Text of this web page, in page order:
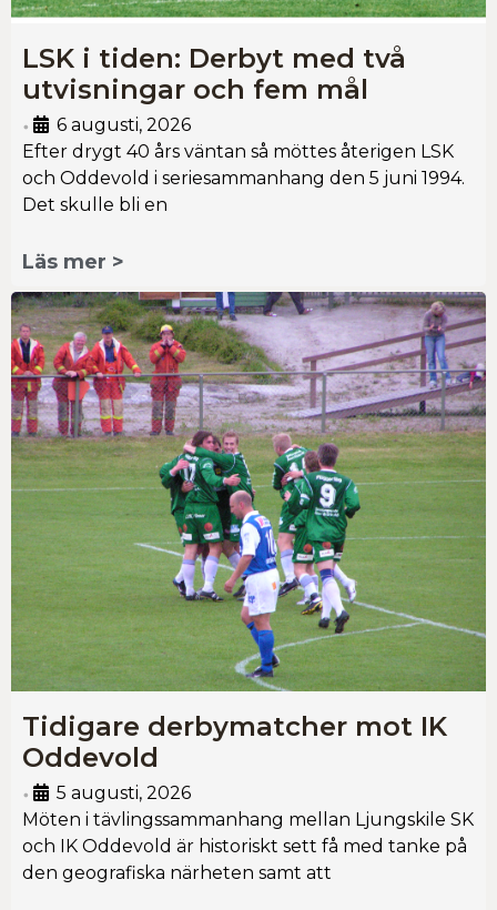
LSK i tiden: Derbyt med två
utvisningar och fem mål
•
6 augusti, 2026
Efter drygt 40 års väntan så möttes återigen LSK
och Oddevold i seriesammanhang den 5 juni 1994.
Det skulle bli en
Läs mer >
Tidigare derbymatcher mot IK
Oddevold
•
5 augusti, 2026
Möten i tävlingssammanhang mellan Ljungskile SK
och IK Oddevold är historiskt sett få med tanke på
den geografiska närheten samt att